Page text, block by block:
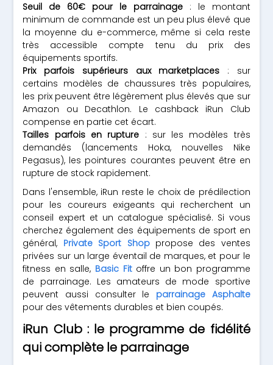
Seuil de 60€ pour le parrainage: le montant
minimum de commande est un peu plus élevé que
la moyenne du e-commerce, même si cela reste
très accessible compte tenu du prix des
équipements sportifs.
Prix parfois supérieurs aux marketplaces : sur
certains modèles de chaussures très populaires,
les prix peuvent être légèrement plus élevés que sur
Amazon ou Decathlon. Le cashback iRun Club
compense en partie cet écart.
Tailles parfois en rupture : sur les modèles très
demandés (lancements Hoka, nouvelles Nike
Pegasus), les pointures courantes peuvent être en
rupture de stock rapidement.
Dans l'ensemble, iRun reste le choix de prédilection
pour les coureurs exigeants qui recherchent un
conseil expert et un catalogue spécialisé. Si vous
cherchez également des équipements de sport en
général, Private Sport Shoppropose des ventes
privées sur un large éventail de marques, et pour le
fitness en salle, Basic Fitoffre un bon programme
de parrainage. Les amateurs de mode sportive
peuvent aussi consulter le parrainage Asphalte
pour des vêtements durables et bien coupés.
iRun Club : le programme de fidélité
qui complète le parrainage